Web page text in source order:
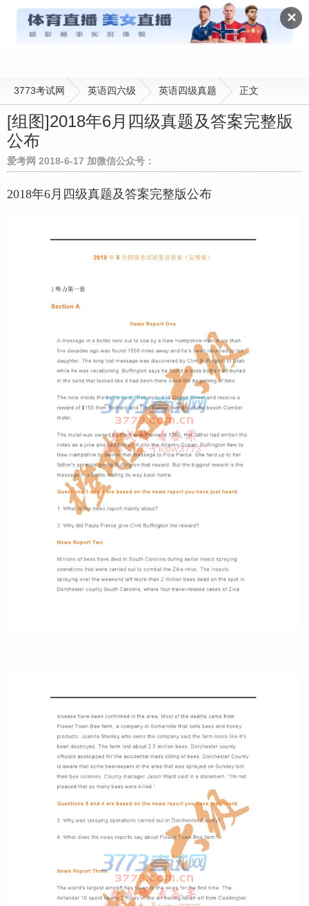
✕
英语四级真题
3773考试网 英语四六级 英语四级真题 正文
[组图]2018年6月四级真题及答案完整版
公布
爱考网 2018-6-17 加微信公众号：
2018年6月四级真题及答案完整版公布